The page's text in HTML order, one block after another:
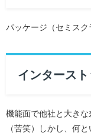
パッケージ（セミスク
インタース
機能面で他社と大きな
（苦笑）しかし、何